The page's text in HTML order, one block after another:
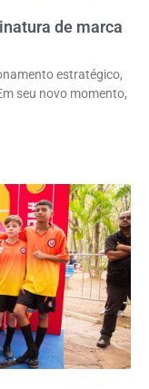
de marca
estratégico,
seu novo momento,